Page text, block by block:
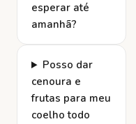
esperar até
amanhã?
Posso dar
cenoura e
frutas para meu
coelho todo